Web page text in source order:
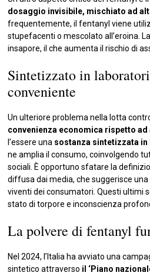
dosaggio invisibile, mischiato ad
frequentemente, il fentanyl viene
stupefacenti o mescolato all’eroina.
insapore, il che aumenta il rischio di
Sintetizzato in
conveniente
Un ulteriore problema nella lotta
convenienza economica rispetto
l’essere una sostanza sintetizzata
ne amplia il consumo, coinvolgendo
sociali. È opportuno sfatare la
diffusa dai media, che suggerisce
viventi dei consumatori. Questi ultimi
stato di torpore e inconscienza
La polvere di fentanyl
Nel 2024, l’Italia ha avviato una
sintetico attraverso il ‘Piano